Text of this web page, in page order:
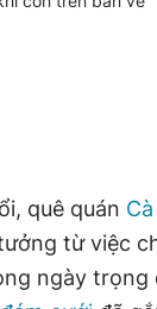
quê quán
từ việc
ngày trọng